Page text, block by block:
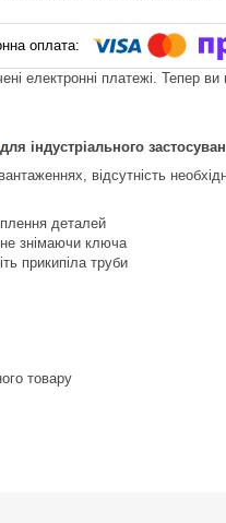
електронні платежі. Тепер
для індустріального
відсутність
деталей
не знімаючи ключа
прикипіла труби
товару